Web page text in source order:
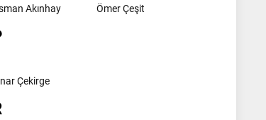
Akınhay
Ömer Çeşit
Çekirge